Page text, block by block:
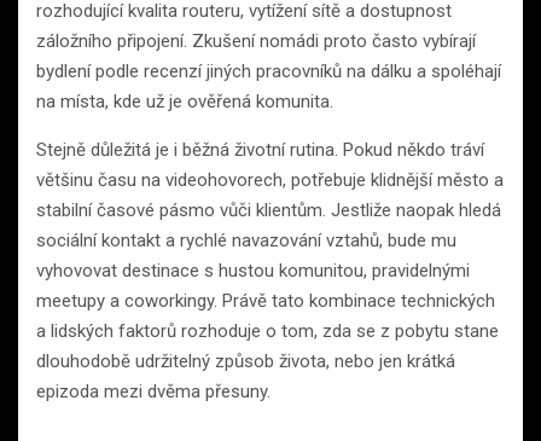
rozhodující kvalita routeru, vytížení sítě a dostupnost
záložního připojení. Zkušení nomádi proto často vybírají
bydlení podle recenzí jiných pracovníků na dálku a spoléhají
na místa, kde už je ověřená komunita.
Stejně důležitá je i běžná životní rutina. Pokud někdo tráví
většinu času na videohovorech, potřebuje klidnější město a
stabilní časové pásmo vůči klientům. Jestliže naopak hledá
sociální kontakt a rychlé navazování vztahů, bude mu
vyhovovat destinace s hustou komunitou, pravidelnými
meetupy a coworkingy. Právě tato kombinace technických
a lidských faktorů rozhoduje o tom, zda se z pobytu stane
dlouhodobě udržitelný způsob života, nebo jen krátká
epizoda mezi dvěma přesuny.